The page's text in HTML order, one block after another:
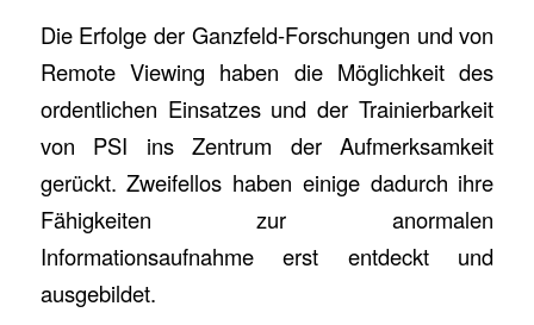
Die Erfolge der Ganzfeld-Forschungen und von
Remote Viewing haben die Möglichkeit des
ordentlichen Einsatzes und der Trainierbarkeit
von PSI ins Zentrum der Aufmerksamkeit
gerückt. Zweifellos haben einige dadurch ihre
Fähigkeiten zur anormalen
Informationsaufnahme erst entdeckt und
ausgebildet.